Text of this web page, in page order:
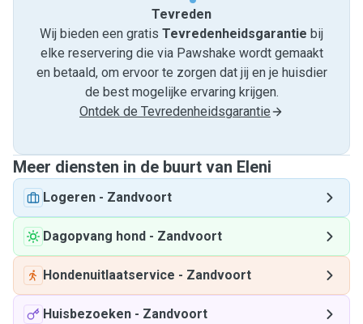
Tevreden
Wij bieden een gratis Tevredenheids­garantie bij
elke reservering die via Pawshake wordt gemaakt
en betaald, om ervoor te zorgen dat jij en je huisdier
de best mogelijke ervaring krijgen.
Ontdek de Tevredenheidsgarantie
Meer diensten in de buurt van Eleni
Logeren - Zandvoort
Dagopvang hond - Zandvoort
Hondenuitlaatservice - Zandvoort
Huisbezoeken - Zandvoort